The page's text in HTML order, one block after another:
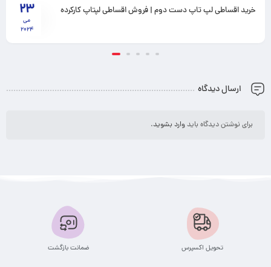
28
دسامبر
2024
خرید لپ تاپ دست دوم در تهران
ارسال دیدگاه
برای نوشتن دیدگاه بایدوارد بشوید.
تحویل اکسپرس ضمانت بازگشت